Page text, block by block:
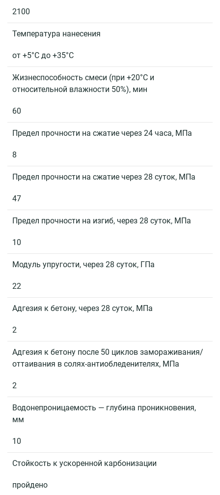
06-
37
info@tempstroy.ru
2100
Температура нанесения
от +5°С до +35°С
Жизнеспособность смеси (при +20°С и
относительной влажности 50%), мин
60
Предел прочности на сжатие через 24 часа, МПа
8
Предел прочности на сжатие через 28 суток, МПа
47
Предел прочности на изгиб, через 28 суток, МПа
10
Модуль упругости, через 28 суток, ГПа
22
Адгезия к бетону, через 28 суток, МПа
2
Адгезия к бетону после 50 циклов замораживания/
оттаивания в солях-антиобледенителях, МПа
2
Водонепроницаемость — глубина проникновения,
мм
10
Стойкость к ускоренной карбонизации
пройдено